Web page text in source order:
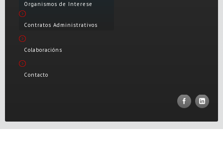
Organismos de Interese
Contratos Administrativos
Colaboracións
Contacto